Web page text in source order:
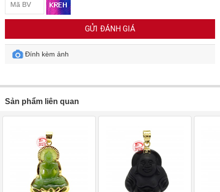
GỬI ĐÁNH GIÁ
Đính kèm ảnh
Sản phẩm liên quan